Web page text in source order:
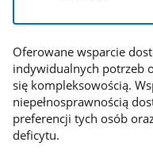
Oferowane wsparcie
indywidualnych potrzeb
się kompleksowością.
niepełnosprawnością
preferencji tych osób
deficytu.